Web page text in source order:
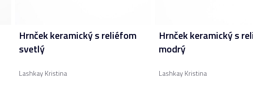
Hrnček keramický s reliéfom
svetlý
Lashkay Kristina
Hrnček keramický s
modrý
Lashkay Kristina